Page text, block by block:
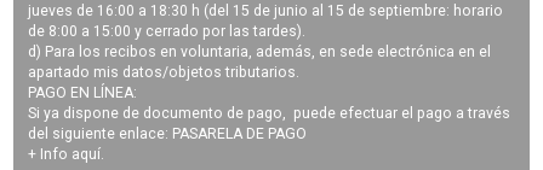
jueves de 16:00 a 18:30 h (del 15 de junio al 15 de septiembre: horario
de 8:00 a 15:00 y cerrado por las tardes).
d) Para los recibos en voluntaria, además, en sede electrónica en el
apartado mis datos/objetos tributarios.
PAGO EN LÍNEA:
Si ya dispone de documento de pago, puede efectuar el pago a través
del siguiente enlace: PASARELA DE PAGO
+ Info aquí.